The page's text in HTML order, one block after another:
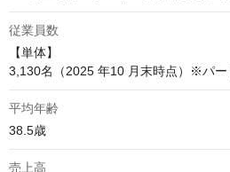
従業員数
【単体】
3,130名（2025 年10 月末時点）※パー
平均年齢
38.5歳
売上高